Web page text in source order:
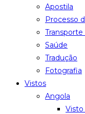
Apostila
Processo
Saúde
Tradução
Fotografia
Vistos
Angola
Visto